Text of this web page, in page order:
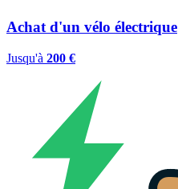
Achat d'un vélo électrique
Jusqu'à 200 €